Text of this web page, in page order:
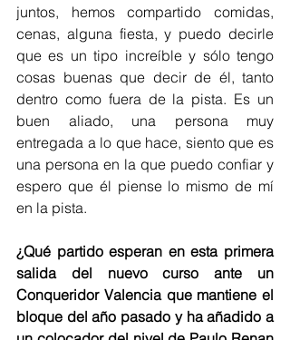
juntos, hemos compartido comidas,
cenas, alguna fiesta, y puedo decirle
que es un tipo increíble y sólo tengo
cosas buenas que decir de él, tanto
dentro como fuera de la pista. Es un
buen aliado, una persona muy
entregada a lo que hace, siento que es
una persona en la que puedo confiar y
espero que él piense lo mismo de mí
en la pista.
¿Qué partido esperan en esta primera
salida del nuevo curso ante un
Conqueridor Valencia que mantiene el
bloque del año pasado y ha añadido a